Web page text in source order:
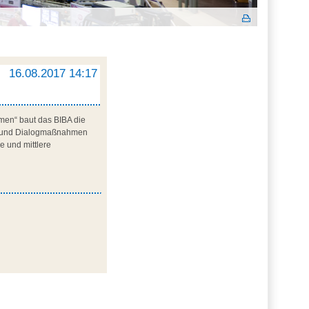
16.08.2017 14:17
baut das BIBA die
Dialogmaßnahmen
und mittlere